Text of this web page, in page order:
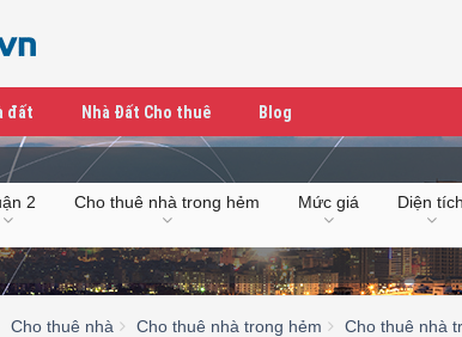
đất Nhà Đất Cho thuê Blog
2 Cho thuê nhà trong hẻm Mức giá Diện tích
Cho thuê nhà Cho thuê nhà trong hẻm Cho thuê nhà